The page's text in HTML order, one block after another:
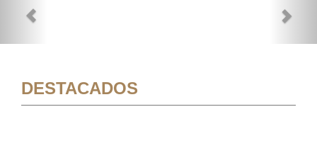
DESTACADOS